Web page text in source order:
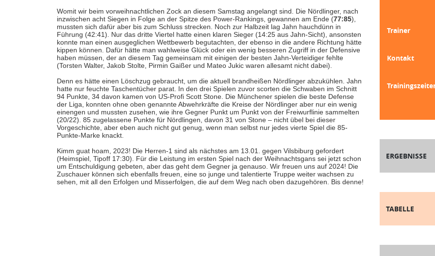
Womit wir beim vorweihnachtlichen Zock an diesem Samstag angelangt sind. Die Nördlinger, nach
inzwischen acht Siegen in Folge an der Spitze des Power-Rankings, gewannen am Ende (77:85),
mussten sich dafür aber bis zum Schluss strecken. Noch zur Halbzeit lag Jahn hauchdünn in
Führung (42:41). Nur das dritte Viertel hatte einen klaren Sieger (14:25 aus Jahn-Sicht), ansonsten
konnte man einen ausgeglichen Wettbewerb begutachten, der ebenso in die andere Richtung hätte
kippen können. Dafür hätte man wahlweise Glück oder ein wenig besseren Zugriff in der Defensive
haben müssen, der an diesem Tag gemeinsam mit einigen der besten Jahn-Verteidiger fehlte
(Torsten Walter, Jakob Stolte, Pirmin Gaißer und Mateo Jukic waren allesamt nicht dabei).
Denn es hätte einen Löschzug gebraucht, um die aktuell brandheißen Nördlinger abzukühlen. Jahn
hatte nur feuchte Taschentücher parat. In den drei Spielen zuvor scorten die Schwaben im Schnitt
94 Punkte, 34 davon kamen von US-Profi Scott Stone. Die Münchener spielen die beste Defense
der Liga, konnten ohne oben genannte Abwehrkräfte die Kreise der Nördlinger aber nur ein wenig
einengen und mussten zusehen, wie ihre Gegner Punkt um Punkt von der Freiwurflinie sammelten
(20/22). 85 zugelassene Punkte für Nördlingen, davon 31 von Stone – nicht übel bei dieser
Vorgeschichte, aber eben auch nicht gut genug, wenn man selbst nur jedes vierte Spiel die 85-
Punkte-Marke knackt.
Kimm guat hoam, 2023! Die Herren-1 sind als nächstes am 13.01. gegen Vilsbiburg gefordert
(Heimspiel, Tipoff 17:30). Für die Leistung im ersten Spiel nach der Weihnachtsgans sei jetzt schon
um Entschuldigung gebeten, aber das geht dem Gegner ja genauso. Wir freuen uns auf 2024! Die
Zuschauer können sich ebenfalls freuen, eine so junge und talentierte Truppe weiter wachsen zu
sehen, mit all den Erfolgen und Misserfolgen, die auf dem Weg nach oben dazugehören. Bis denne!
Trainer
Kontakt
ERGEBNISSE
TABELLE